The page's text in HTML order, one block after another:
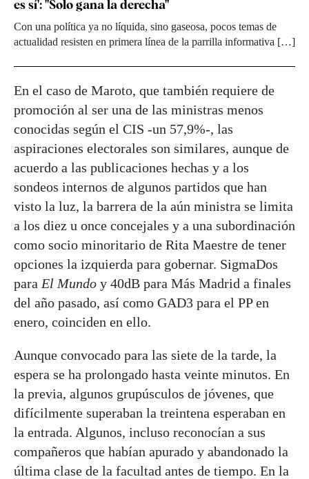
es sí': "Solo gana la derecha"
Con una política ya no líquida, sino gaseosa, pocos temas de
actualidad resisten en primera línea de la parrilla informativa […]
En el caso de Maroto, que también requiere de
promoción al ser una de las ministras menos
conocidas según el CIS -un 57,9%-, las
aspiraciones electorales son similares, aunque de
acuerdo a las publicaciones hechas y a los
sondeos internos de algunos partidos que han
visto la luz, la barrera de la aún ministra se limita
a los diez u once concejales y a una subordinación
como socio minoritario de Rita Maestre de tener
opciones la izquierda para gobernar. SigmaDos
para El Mundo y 40dB para Más Madrid a finales
del año pasado, así como GAD3 para el PP en
enero, coinciden en ello.
Aunque convocado para las siete de la tarde, la
espera se ha prolongado hasta veinte minutos. En
la previa, algunos grupúsculos de jóvenes, que
difícilmente superaban la treintena esperaban en
la entrada. Algunos, incluso reconocían a sus
compañeros que habían apurado y abandonado la
última clase de la facultad antes de tiempo. En la